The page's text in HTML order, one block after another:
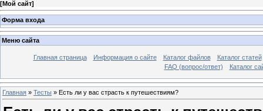
[Мой сайт]
Форма входа
Меню сайта
Главная страница Информация о сайте Каталог файлов
Каталог статей
FAQ (вопрос/ответ)
Каталог
Главная » Тесты » Есть ли у вас страсть к путешествиям?